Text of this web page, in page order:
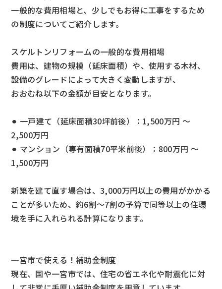
一般的な費用相場と、少しでもお得に工事をするため
の制度についてご紹介します。
スケルトンリフォームの一般的な費用相場
費用は、建物の規模（延床面積）や、使用する木材、
設備のグレードによって大きく変動しますが、
おおむね以下の金額が目安となります。
⚫︎ 一戸建て（延床面積30坪前後）：1,500万円 〜
2,500万円
⚫︎ マンション（専有面積70平米前後）：800万円 〜
1,500万円
新築を建て直す場合は、3,000万円以上の費用がかかる
ことが多いため、約6割〜7割の予算で同等以上の住環
境を手に入れられる計算になります。
一宮市で使える！補助金制度
現在、国や一宮市では、住宅の省エネ化や耐震化に対